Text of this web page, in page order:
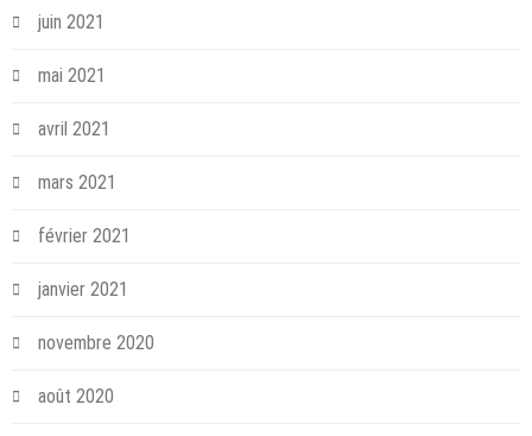
juin 2021
mai 2021
avril 2021
mars 2021
février 2021
janvier 2021
novembre 2020
août 2020